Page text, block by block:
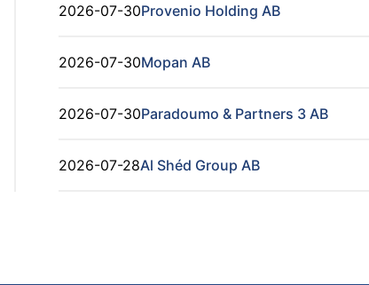
2026-07-30Provenio Holding AB
2026-07-30Mopan AB
2026-07-30Paradoumo & Partners 3 AB
2026-07-28Al Shéd Group AB